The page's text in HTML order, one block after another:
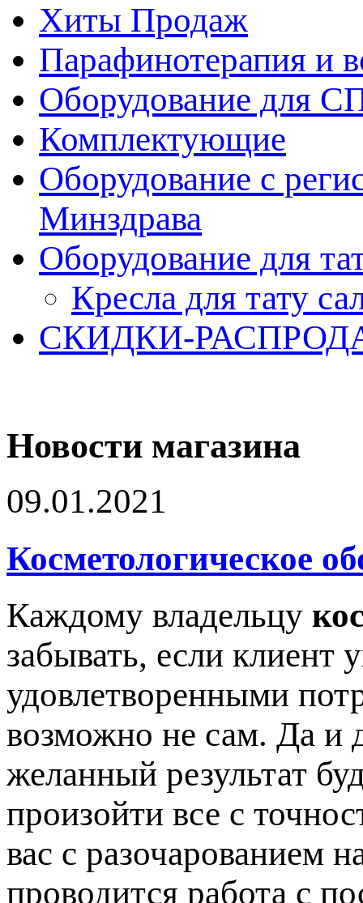
Хиты Продаж
Парафинотерапия и
Оборудование для
Комплектующие
Оборудование с
Минздрава
Оборудование для
Кресла для тату
СКИДКИ-
Новости магазина
09.01.2021
Косметологическое
Каждому владельцу
забывать, если клиент
удовлетворенными
возможно не сам. Да и
желанный результат
произойти все с
вас с разочарованием
проводится работа с